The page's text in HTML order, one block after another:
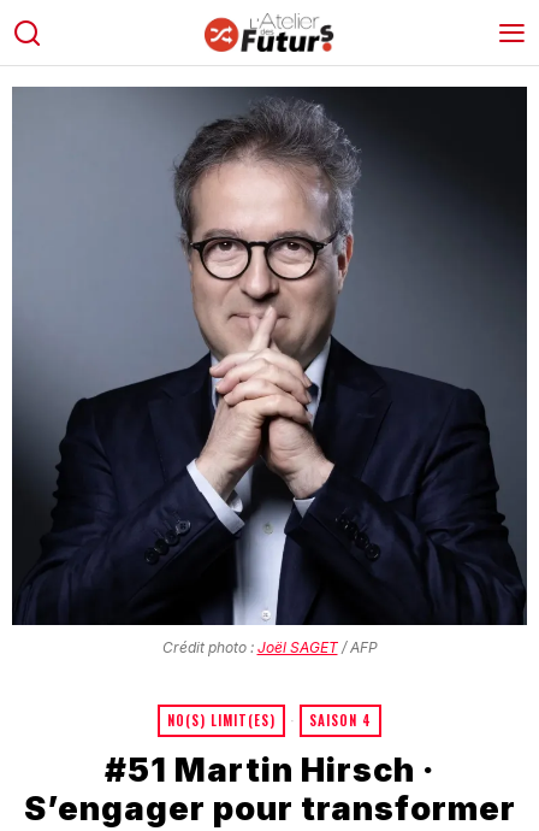
Crédit photo : Joël SAGET/ AFP
NO(S) LIMIT(ES) · SAISON 4
#51 Martin Hirsch ·
S’engager pour transformer